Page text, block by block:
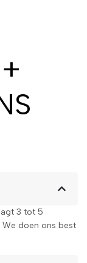
3 tot 5
We doen ons best